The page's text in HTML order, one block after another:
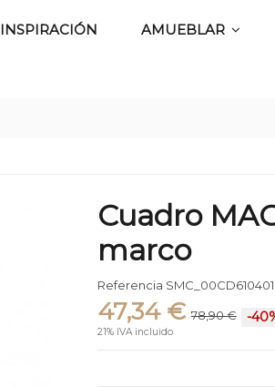
INSPIRACIÓN AMUEBLAR
Cuadro
marco
Referencia SMC_00CD610401
47,34 € 78,90 € -
21% IVA incluido